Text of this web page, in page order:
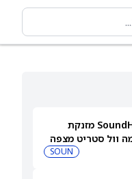
למה מניית SoundHound AI מזנקת
וול סטריט מצפה
SOUN